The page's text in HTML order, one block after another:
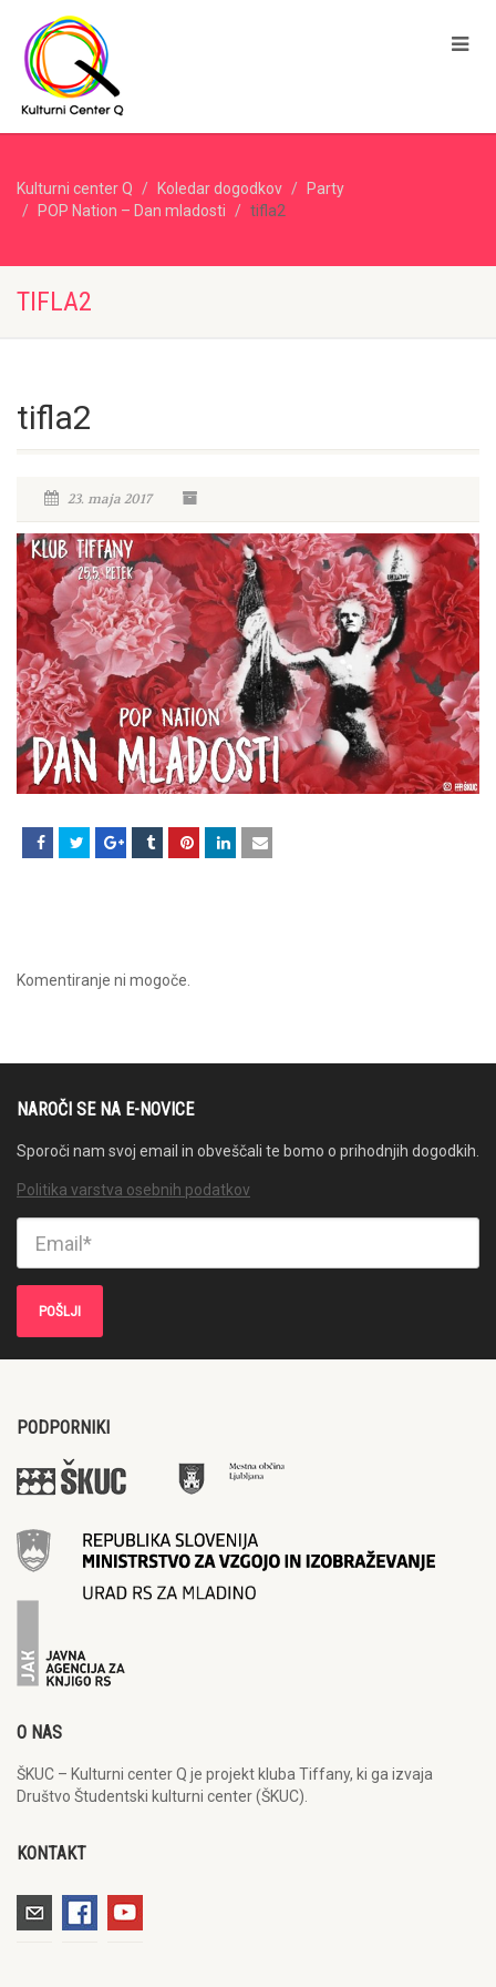
Kulturni center Q Koledar dogodkov
Party
POP Nation – Dan mladosti
tifla2
TIFLA2
tifla2
23. maja 2017
Komentiranje ni mogoče.
NAROČI SE NA E-NOVICE
Sporoči nam svoj email in obveščali te bomo o prihodnjih dogodkih.
Politika varstva osebnih podatkov
PODPORNIKI
O NAS
ŠKUC – Kulturni center Q je projekt kluba Tiffany, ki ga izvaja
Društvo Študentski kulturni center (ŠKUC).
KONTAKT